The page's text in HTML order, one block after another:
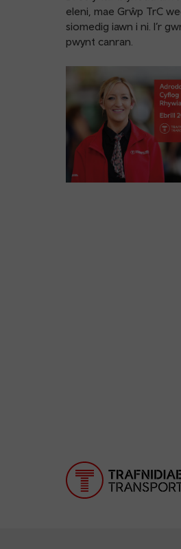
eleni, mae Grŵp TrC
siomedig iawn i ni. I’r
pwynt canran.